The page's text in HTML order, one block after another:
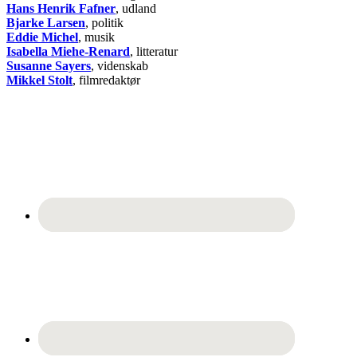
Hans Henrik Fafner, udland
Bjarke Larsen, politik
Eddie Michel, musik
Isabella Miehe-Renard, litteratur
Susanne Sayers, videnskab
Mikkel Stolt, filmredaktør